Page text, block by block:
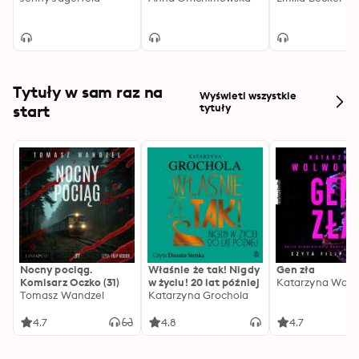
Tytuły w sam raz na
start
Wyświetl wszystkie
tytuły
Nocny pociąg.
Komisarz Oczko (31)
Tomasz Wandzel
4.7
Właśnie że tak! Nigdy
w życiu! 20 lat później
Katarzyna Grochola
4.8
Gen zła
Katarzyna
4.7